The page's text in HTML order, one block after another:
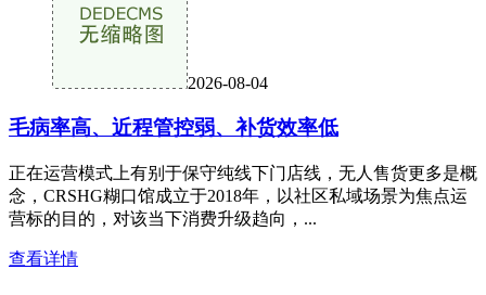
2026-08-04
毛病率高、近程管控弱、补货效率低
正在运营模式上有别于保守纯线下门店线，无人售货更多是概
念，CRSHG糊口馆成立于2018年，以社区私域场景为焦点运
营标的目的，对该当下消费升级趋向，...
查看详情